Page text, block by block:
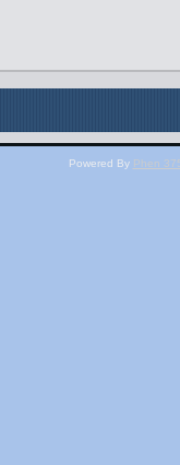
Powered By Phen